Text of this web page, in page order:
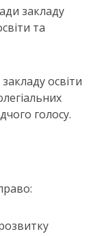
закладу
та
освіти
голосу.